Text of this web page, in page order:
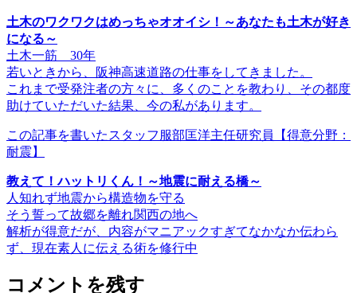
土木のワクワクはめっちゃオオイシ！～あなたも土木が好き
になる～
土木一筋 30年
若いときから、阪神高速道路の仕事をしてきました。
これまで受発注者の方々に、多くのことを教わり、その都度
助けていただいた結果、今の私があります。
この記事を書いたスタッフ 服部匡洋主任研究員
【得意分野：
耐震】
教えて！ハットリくん！～地震に耐える橋～
人知れず地震から構造物を守る
そう誓って故郷を離れ関西の地へ
解析が得意だが、内容がマニアックすぎてなかなか伝わら
ず、現在素人に伝える術を修行中
コメントを残す